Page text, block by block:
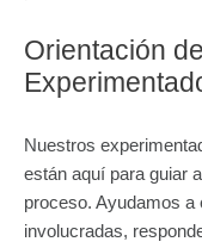
Orientación
Nuestros
están aquí para guiar
proceso. Ayudamos a
involucradas,